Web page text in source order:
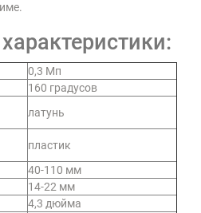
0,3 Мп
160 градусов
латунь
пластик
40-110 мм
14-22 мм
4,3 дюйма